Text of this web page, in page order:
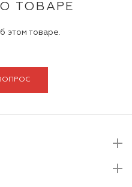
ТОВАРЕ
этом товаре.